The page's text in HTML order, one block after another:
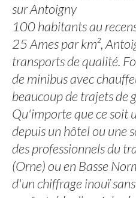
sur Antoigny
100 habitants au
25 Ames par km²,
transports de qualité.
de minibus avec
beaucoup de trajets de
Qu'importe que ce soit
depuis un hôtel ou une
des professionnels du
(Orne) ou en Basse
d'un chiffrage inouï